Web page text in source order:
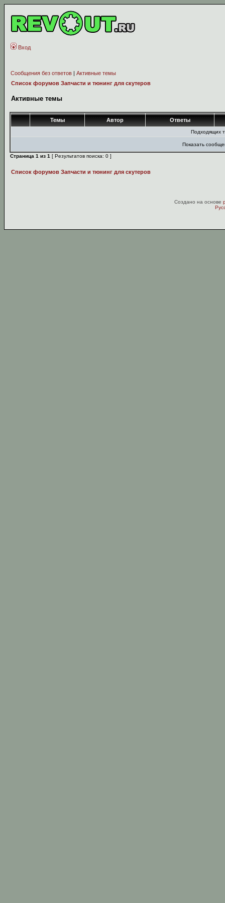
Вход
Сообщения без ответов | Активные темы
Список форумов Запчасти и тюнинг для скутеров
Активные темы
Темы Автор Ответы
Подходящих
Показать
Страница 1 из 1 [ Результатов поиска: 0 ]
Список форумов Запчасти и тюнинг для скутеров
Создано на основе